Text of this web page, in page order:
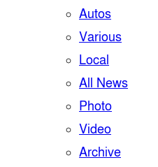
Autos
Various
Local
All News
Photo
Video
Archive